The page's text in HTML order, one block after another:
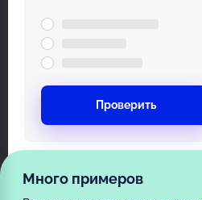
Проверить
Много примеров